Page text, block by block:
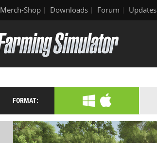
Merch-Shop Downloads Forum Updates
FORMAT: